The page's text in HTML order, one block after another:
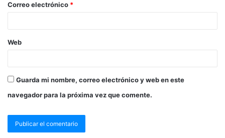
Correo electrónico *
Web
Guarda mi nombre, correo electrónico y web en este
navegador para la próxima vez que comente.